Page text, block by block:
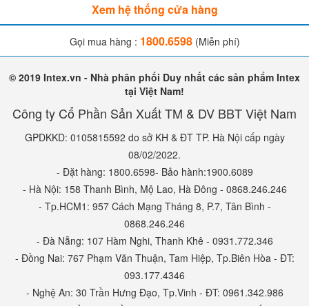
Xem hệ thống cửa hàng
Gọi mua hàng : 1800.6598(Miễn phí)
© 2019 Intex.vn - Nhà phân phối Duy nhất các sản phẩm Intex
tại Việt Nam!
Công ty Cổ Phần Sản Xuất TM & DV BBT Việt Nam
GPDKKD: 0105815592 do sở KH & ĐT TP. Hà Nội cấp ngày
08/02/2022.
- Đặt hàng: 1800.6598- Bảo hành:1900.6089
- Hà Nội: 158 Thanh Bình, Mộ Lao, Hà Đông - 0868.246.246
- Tp.HCM1: 957 Cách Mạng Tháng 8, P.7, Tân Bình -
0868.246.246
- Đà Nẵng: 107 Hàm Nghi, Thanh Khê - 0931.772.346
- Đồng Nai: 767 Phạm Văn Thuận, Tam Hiệp, Tp.Biên Hòa - ĐT:
093.177.4346
- Nghệ An: 30 Trần Hưng Đạo, Tp.Vinh - ĐT: 0961.342.986